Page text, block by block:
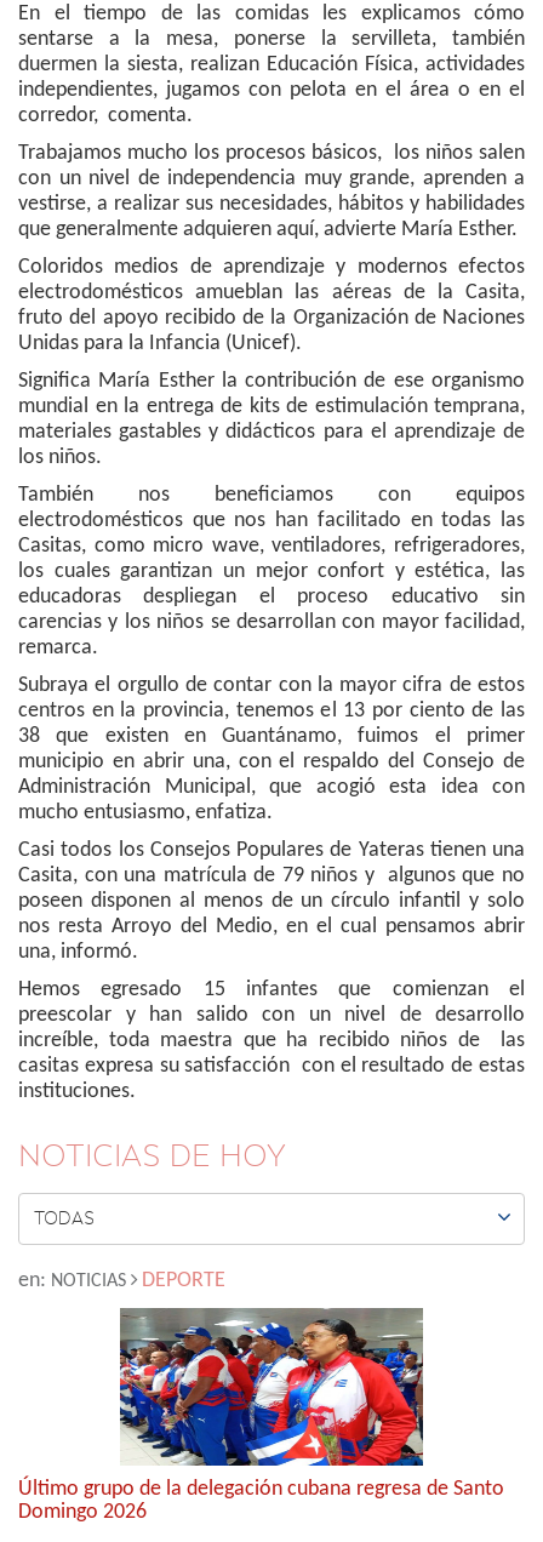
En el tiempo de las comidas les explicamos cómo
sentarse a la mesa, ponerse la servilleta, también
duermen la siesta, realizan Educación Física, actividades
independientes, jugamos con pelota en el área o en el
corredor, comenta.
Trabajamos mucho los procesos básicos, los niños salen
con un nivel de independencia muy grande, aprenden a
vestirse, a realizar sus necesidades, hábitos y habilidades
que generalmente adquieren aquí, advierte María Esther.
Coloridos medios de aprendizaje y modernos efectos
electrodomésticos amueblan las aéreas de la Casita,
fruto del apoyo recibido de la Organización de Naciones
Unidas para la Infancia (Unicef).
Significa María Esther la contribución de ese organismo
mundial en la entrega de kits de estimulación temprana,
materiales gastables y didácticos para el aprendizaje de
los niños.
También nos beneficiamos con equipos
electrodomésticos que nos han facilitado en todas las
Casitas, como micro wave, ventiladores, refrigeradores,
los cuales garantizan un mejor confort y estética, las
educadoras despliegan el proceso educativo sin
carencias y los niños se desarrollan con mayor facilidad,
remarca.
Subraya el orgullo de contar con la mayor cifra de estos
centros en la provincia, tenemos el 13 por ciento de las
38 que existen en Guantánamo, fuimos el primer
municipio en abrir una, con el respaldo del Consejo de
Administración Municipal, que acogió esta idea con
mucho entusiasmo, enfatiza.
Casi todos los Consejos Populares de Yateras tienen una
Casita, con una matrícula de 79 niños y algunos que no
poseen disponen al menos de un círculo infantil y solo
nos resta Arroyo del Medio, en el cual pensamos abrir
una, informó.
Hemos egresado 15 infantes que comienzan el
preescolar y han salido con un nivel de desarrollo
increíble, toda maestra que ha recibido niños de las
casitas expresa su satisfacción con el resultado de estas
instituciones.
NOTICIAS DE HOY
TODAS 
en: NOTICIAS DEPORTE
Último grupo de la delegación cubana regresa de Santo
Domingo 2026